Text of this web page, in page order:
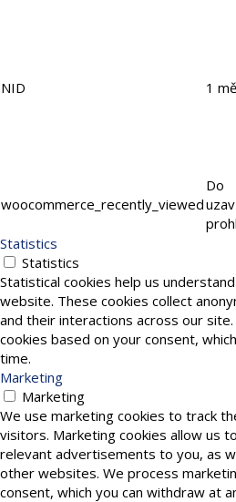
NID 1
woocommerce_recently_viewed
Do
Statistics
Statistics
Statistical cookies help us
website. These cookies collect
and their interactions across our
cookies based on your consent,
time.
Marketing
Marketing
We use marketing cookies to track
visitors. Marketing cookies allow us
relevant advertisements to you, as
other websites. We process
consent, which you can withdraw at